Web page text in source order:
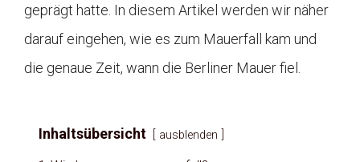
geprägt hatte. In diesem Artikel werden wir näher
darauf eingehen, wie es zum Mauerfall kam und
die genaue Zeit, wann die Berliner Mauer fiel.
Inhaltsübersicht ausblenden